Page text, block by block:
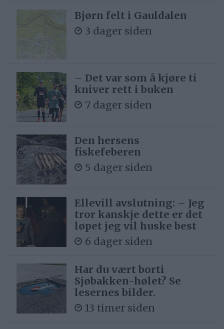
Bjørn felt i Gauldalen
3 dager siden
– Det var som å kjøre ti
kniver rett i buken
7 dager siden
Den hersens
fiskefeberen
5 dager siden
Ellevill avslutning: – Jeg
tror kanskje dette er det
løpet jeg vil huske best
6 dager siden
Har du vært borti
Sjøbakken-hølet? Se
lesernes bilder.
13 timer siden